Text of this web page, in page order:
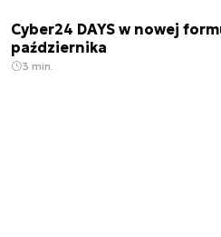
Cyber24 DAYS w nowej
października
3 min.